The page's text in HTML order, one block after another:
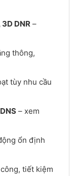
DNR–
thông,
tùy nhu cầu
– xem
ổn định
tiết kiệm